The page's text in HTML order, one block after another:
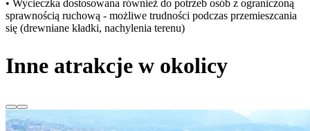
• Wycieczka dostosowana również do potrzeb osób z ograniczoną
sprawnością ruchową - możliwe trudności podczas przemieszcania
się (drewniane kładki, nachylenia terenu)
Inne atrakcje w okolicy